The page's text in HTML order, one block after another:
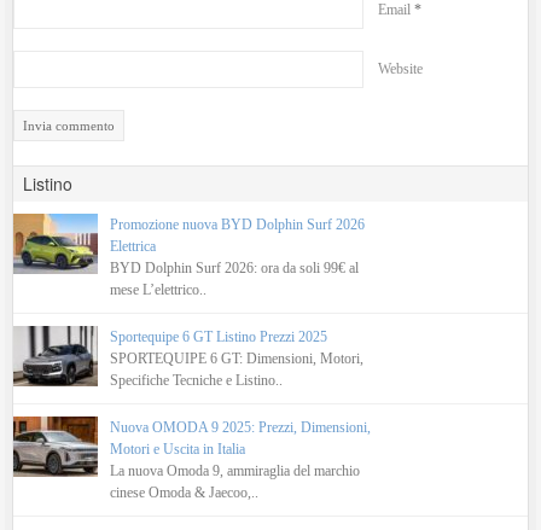
Email *
Website
Listino
Promozione nuova BYD Dolphin Surf 2026
Elettrica
BYD Dolphin Surf 2026: ora da soli 99€ al
mese L’elettrico..
Sportequipe 6 GT Listino Prezzi 2025
SPORTEQUIPE 6 GT: Dimensioni, Motori,
Specifiche Tecniche e Listino..
Nuova OMODA 9 2025: Prezzi, Dimensioni,
Motori e Uscita in Italia
La nuova Omoda 9, ammiraglia del marchio
cinese Omoda & Jaecoo,..